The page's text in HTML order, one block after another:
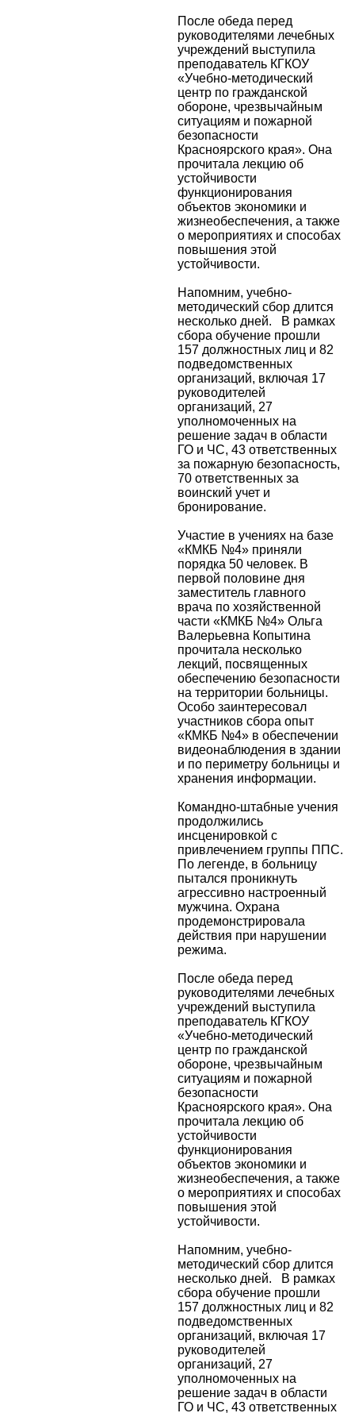
После обеда перед
руководителями лечебных
учреждений выступила
преподаватель КГКОУ
«Учебно-методический
центр по гражданской
обороне, чрезвычайным
ситуациям и пожарной
безопасности
Красноярского края». Она
прочитала лекцию об
устойчивости
функционирования
объектов экономики и
жизнеобеспечения, а также
о мероприятиях и способах
повышения этой
устойчивости.
Напомним, учебно-
методический сбор длится
несколько дней. В рамках
сбора обучение прошли
157 должностных лиц и 82
подведомственных
организаций, включая 17
руководителей
организаций, 27
уполномоченных на
решение задач в области
ГО и ЧС, 43 ответственных
за пожарную безопасность,
70 ответственных за
воинский учет и
бронирование.
Участие в учениях на базе
«КМКБ №4» приняли
порядка 50 человек. В
первой половине дня
заместитель главного
врача по хозяйственной
части «КМКБ №4» Ольга
Валерьевна Копытина
прочитала несколько
лекций, посвященных
обеспечению безопасности
на территории больницы.
Особо заинтересовал
участников сбора опыт
«КМКБ №4» в обеспечении
видеонаблюдения в здании
и по периметру больницы и
хранения информации.
Командно-штабные учения
продолжились
инсценировкой с
привлечением группы ППС.
По легенде, в больницу
пытался проникнуть
агрессивно настроенный
мужчина. Охрана
продемонстрировала
действия при нарушении
режима.
После обеда перед
руководителями лечебных
учреждений выступила
преподаватель КГКОУ
«Учебно-методический
центр по гражданской
обороне, чрезвычайным
ситуациям и пожарной
безопасности
Красноярского края». Она
прочитала лекцию об
устойчивости
функционирования
объектов экономики и
жизнеобеспечения, а также
о мероприятиях и способах
повышения этой
устойчивости.
Напомним, учебно-
методический сбор длится
несколько дней. В рамках
сбора обучение прошли
157 должностных лиц и 82
подведомственных
организаций, включая 17
руководителей
организаций, 27
уполномоченных на
решение задач в области
ГО и ЧС, 43 ответственных